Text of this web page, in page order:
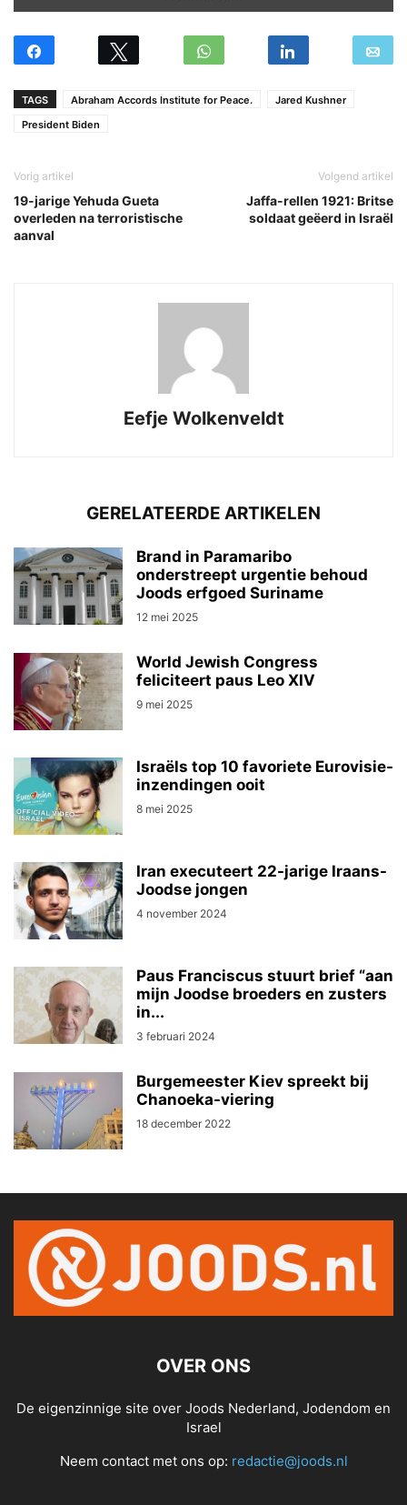
TAGS Abraham Accords Institute for Peace.
Jared Kushner
President Biden
Vorig artikel
19-jarige Yehuda Gueta
overleden na terroristische
aanval
Volgend artikel
Jaffa-rellen 1921: Britse
soldaat geëerd in Israël
Eefje Wolkenveldt
GERELATEERDE ARTIKELEN
Brand in Paramaribo
onderstreept urgentie behoud
Joods erfgoed Suriname
12 mei 2025
World Jewish Congress
feliciteert paus Leo XIV
9 mei 2025
Israëls top 10 favoriete Eurovisie-
inzendingen ooit
8 mei 2025
Iran executeert 22-jarige Iraans-
Joodse jongen
4 november 2024
Paus Franciscus stuurt brief “aan
mijn Joodse broeders en zusters
in...
3 februari 2024
Burgemeester Kiev spreekt bij
Chanoeka-viering
18 december 2022
OVER ONS
De eigenzinnige site over Joods Nederland, Jodendom en
Israel
Neem contact met ons op: redactie@joods.nl